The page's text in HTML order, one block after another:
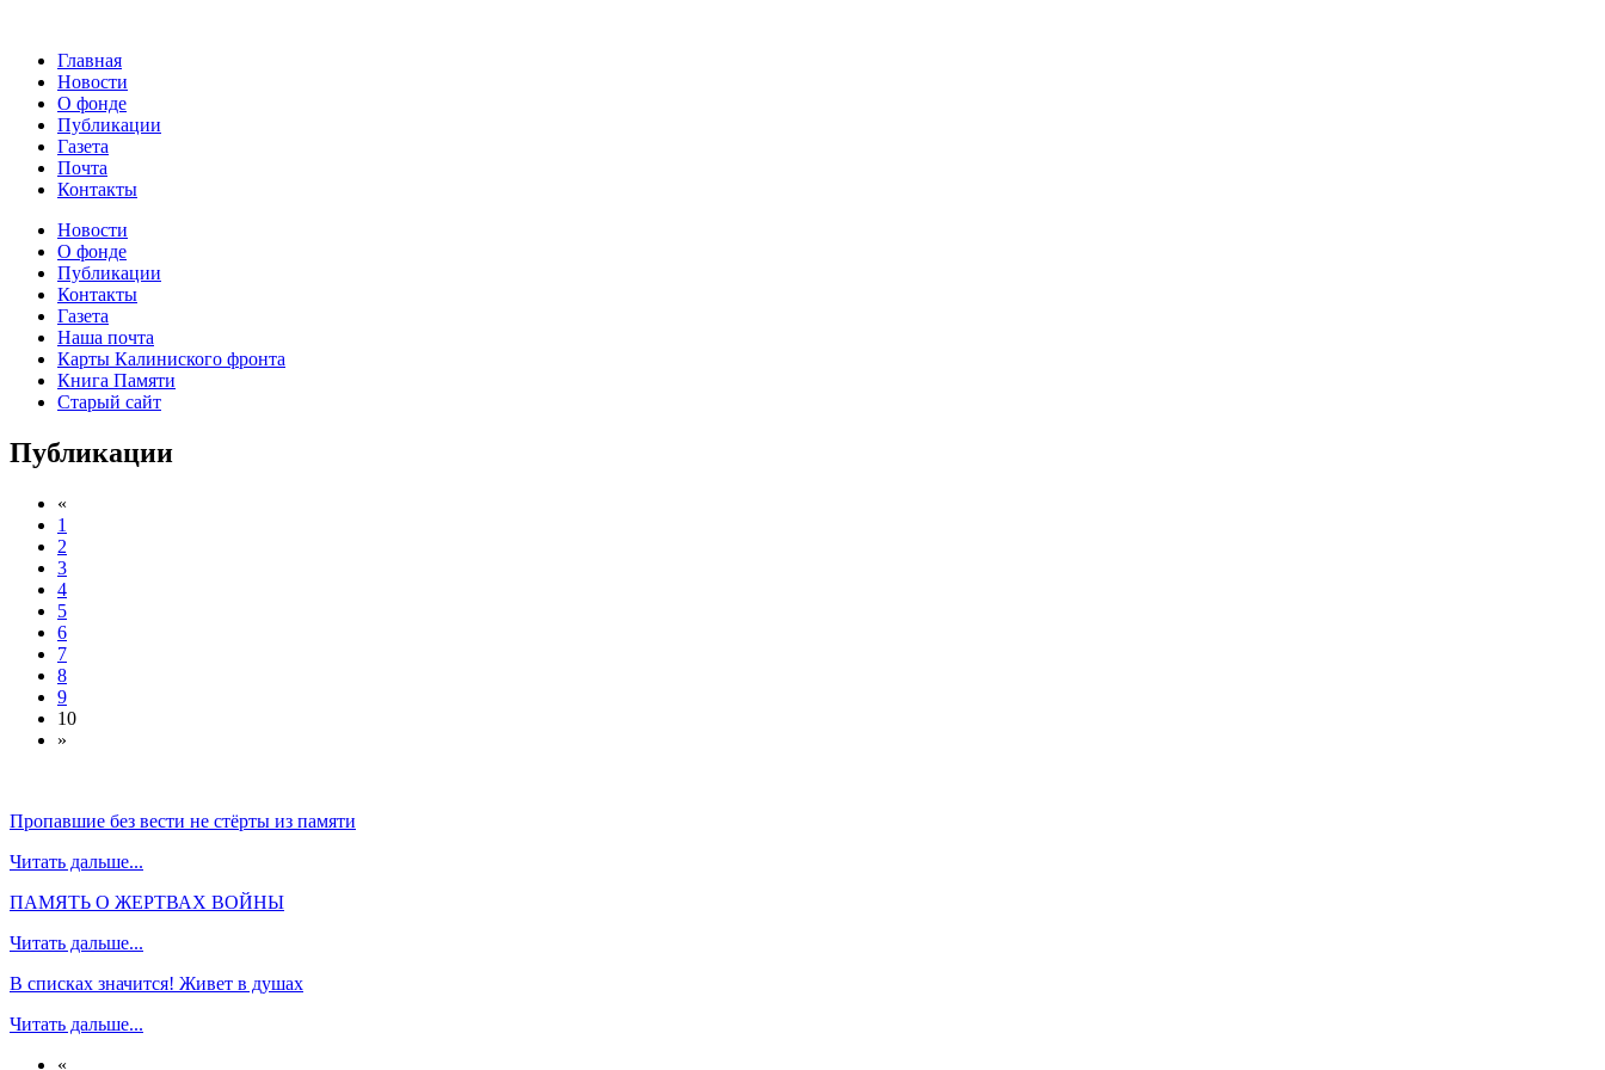
Главная
Новости
О фонде
Публикации
Газета
Почта
Контакты
Новости
О фонде
Публикации
Контакты
Газета
Наша почта
Карты Калиниского фронта
Книга Памяти
Старый сайт
Публикации
«
1
2
3
4
5
6
7
8
9
10
»
Пропавшие без вести не стёрты из памяти
Читать дальше...
ПАМЯТЬ О ЖЕРТВАХ ВОЙНЫ
Читать дальше...
В списках значится! Живет в душах
Читать дальше...
«